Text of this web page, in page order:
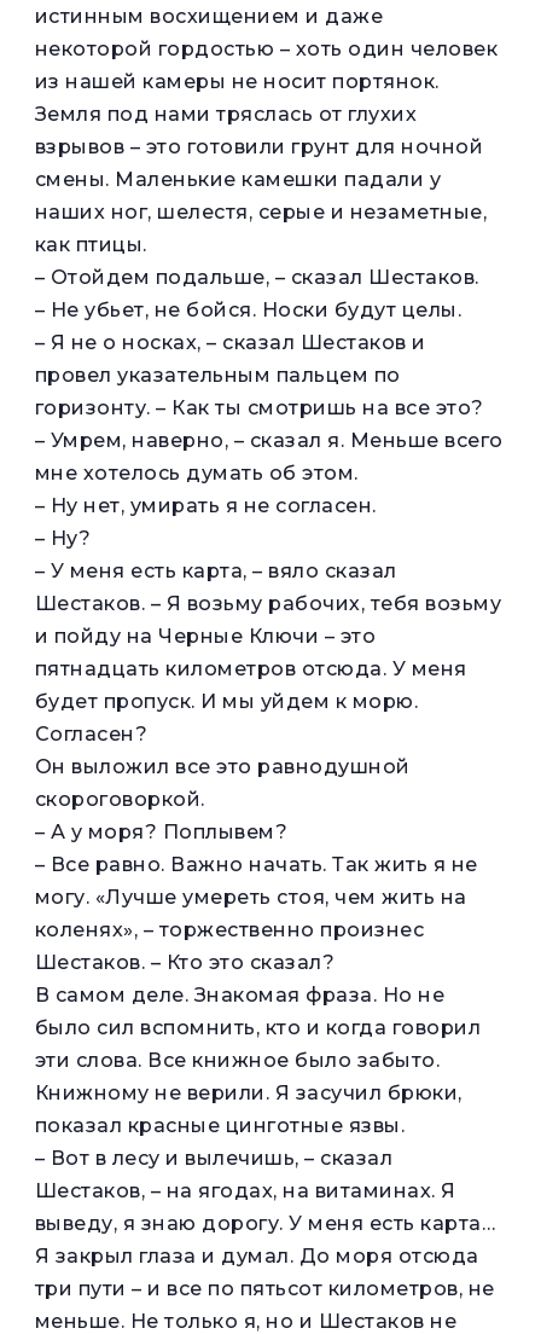
истинным восхищением и даже
некоторой гордостью – хоть один человек
из нашей камеры не носит портянок.
Земля под нами тряслась от глухих
взрывов – это готовили грунт для ночной
смены. Маленькие камешки падали у
наших ног, шелестя, серые и незаметные,
как птицы.
– Отойдем подальше, – сказал Шестаков.
– Не убьет, не бойся. Носки будут целы.
– Я не о носках, – сказал Шестаков и
провел указательным пальцем по
горизонту. – Как ты смотришь на все это?
– Умрем, наверно, – сказал я. Меньше всего
мне хотелось думать об этом.
– Ну нет, умирать я не согласен.
– Ну?
– У меня есть карта, – вяло сказал
Шестаков. – Я возьму рабочих, тебя возьму
и пойду на Черные Ключи – это
пятнадцать километров отсюда. У меня
будет пропуск. И мы уйдем к морю.
Согласен?
Он выложил все это равнодушной
скороговоркой.
– А у моря? Поплывем?
– Все равно. Важно начать. Так жить я не
могу. «Лучше умереть стоя, чем жить на
коленях», – торжественно произнес
Шестаков. – Кто это сказал?
В самом деле. Знакомая фраза. Но не
было сил вспомнить, кто и когда говорил
эти слова. Все книжное было забыто.
Книжному не верили. Я засучил брюки,
показал красные цинготные язвы.
– Вот в лесу и вылечишь, – сказал
Шестаков, – на ягодах, на витаминах. Я
выведу, я знаю дорогу. У меня есть карта…
Я закрыл глаза и думал. До моря отсюда
три пути – и все по пятьсот километров, не
меньше. Не только я, но и Шестаков не